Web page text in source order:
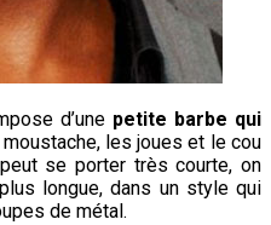
d’une petite barbe qui
moustache, les joues et le cou
se porter très courte, on
longue, dans un style qui
de métal.